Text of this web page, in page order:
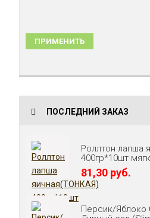
ПРИМЕНИТЬ
ПОСЛЕДНИЙ ЗАКАЗ
Роллтон лапша
400гр*10шт
81,30 руб.
Персик/Яблоко